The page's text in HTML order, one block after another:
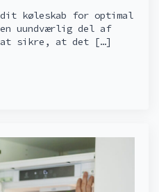
dit køleskab for optimal
uundværlig del af
at sikre, at det […]